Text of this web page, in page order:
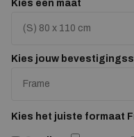
Kies een maat
Kies jouw
Kies het juiste formaat